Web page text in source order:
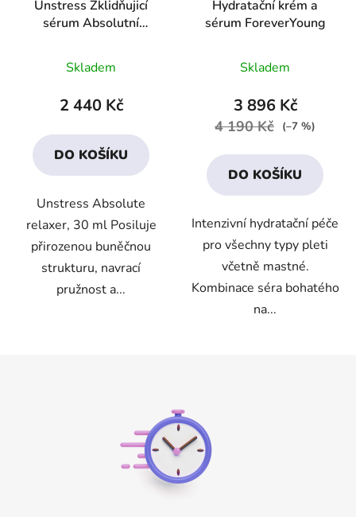
Unstress Zklidňujicí
sérum Absolutní
hodnocení
produktu
4,4
z
hvězdiček.
Skladem
2 440 Kč
DO KOŠÍKU
Unstress Absolute
relaxer, 30 ml Posiluje
přirozenou buněčnou
strukturu, navrací
pružnost a...
Hydratační krém a
sérum ForeverYoung
hodnocení
produktu
je
5
Skladem
3 896 Kč
4 190 Kč (–7 %)
DO KOŠÍKU
Intenzivní hydratační péče
pro všechny typy pleti
včetně mastné.
Kombinace séra bohatého
na...